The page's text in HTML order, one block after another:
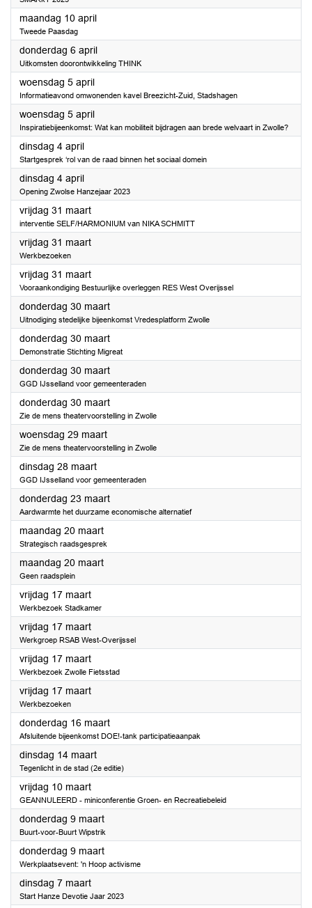
maandag 10 april2023
Tweede Paasdag
donderdag 6 april2023
Uitkomsten doorontwikkeling THINK
woensdag 5 april2023
Informatieavond omwonenden kavel Breezicht-Zuid, Stadshagen
woensdag 5 april2023
Inspiratiebijeenkomst: Wat kan mobiliteit bijdragen aan brede welvaart in Zwolle?
dinsdag 4 april2023
Startgesprek ‘rol van de raad binnen het sociaal domein
dinsdag 4 april2023
Opening Zwolse Hanzejaar 2023
vrijdag 31 maart2023
interventie SELF/HARMONIUM van NIKA SCHMITT
vrijdag 31 maart2023
Werkbezoeken
vrijdag 31 maart2023
Vooraankondiging Bestuurlijke overleggen RES West Overijssel
donderdag 30 maart2023
Uitnodiging stedelijke bijeenkomst Vredesplatform Zwolle
donderdag 30 maart2023
Demonstratie Stichting Migreat
donderdag 30 maart2023
GGD IJsselland voor gemeenteraden
donderdag 30 maart2023
Zie de mens theatervoorstelling in Zwolle
woensdag 29 maart2023
Zie de mens theatervoorstelling in Zwolle
dinsdag 28 maart2023
GGD IJsselland voor gemeenteraden
donderdag 23 maart2023
Aardwarmte het duurzame economische alternatief
maandag 20 maart2023
Strategisch raadsgesprek
maandag 20 maart2023
Geen raadsplein
vrijdag 17 maart2023
Werkbezoek Stadkamer
vrijdag 17 maart2023
Werkgroep RSAB West-Overijssel
vrijdag 17 maart2023
Werkbezoek Zwolle Fietsstad
vrijdag 17 maart2023
Werkbezoeken
donderdag 16 maart2023
Afsluitende bijeenkomst DOE!-tank participatieaanpak
dinsdag 14 maart2023
Tegenlicht in de stad (2e editie)
vrijdag 10 maart2023
GEANNULEERD - miniconferentie Groen- en Recreatiebeleid
donderdag 9 maart2023
Buurt-voor-Buurt Wipstrik
donderdag 9 maart2023
Werkplaatsevent: 'n Hoop activisme
dinsdag 7 maart2023
Start Hanze Devotie Jaar 2023